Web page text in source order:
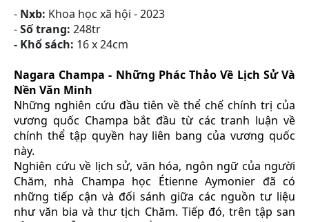
- Nxb: Khoa học xã hội - 2023
-Số trang: 248tr
- Khổ sách: 16 x 24cm
Nagara Champa - Những Phác Thảo Về Lịch Sử Và
Nền Văn Minh
Những nghiên cứu đầu tiên về thể chế chính trị của
vương quốc Champa bắt đầu từ các tranh luận về
chính thể tập quyền hay liên bang của vương quốc
này.
Nghiên cứu về lịch sử, văn hóa, ngôn ngữ của người
Chăm, nhà Champa học Étienne Aymonier đã có
những tiếp cận và đối sánh giữa các nguồn tư liệu
như văn bia và thư tịch Chăm. Tiếp đó, trên tập san